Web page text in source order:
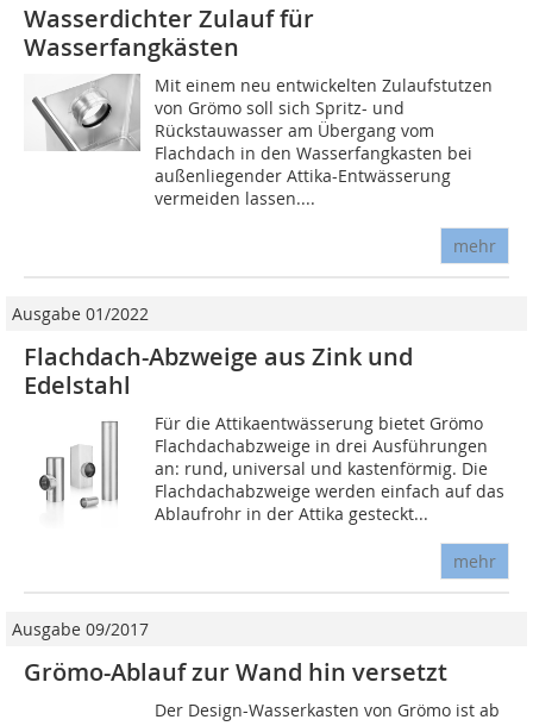
Wasserdichter Zulauf für
Wasserfangkästen
Mit einem neu entwickelten Zulaufstutzen
von Grömo soll sich Spritz- und
Rückstauwasser am Übergang vom
Flachdach in den Wasserfangkasten bei
außenliegender Attika-Entwässerung
vermeiden lassen....
mehr
Ausgabe 01/2022
Flachdach-Abzweige aus Zink und
Edelstahl
Für die Attikaentwässerung bietet Grömo
Flachdachabzweige in drei Ausführungen
an: rund, universal und kastenförmig. Die
Flachdachabzweige werden einfach auf das
Ablaufrohr in der Attika gesteckt...
mehr
Ausgabe 09/2017
Grömo-Ablauf zur Wand hin versetzt
Der Design-Wasserkasten von Grömo ist ab